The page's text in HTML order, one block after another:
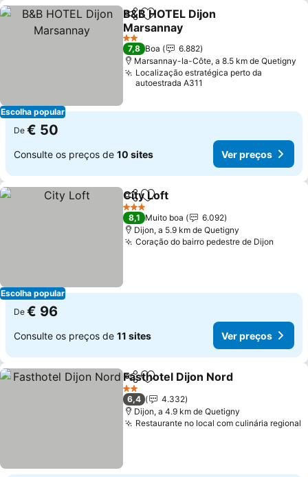
Escolha popular
PartilharAdicionar aos favoritos
B&B HOTEL Dijon
Marsannay
2 Estrelas
7,8 Boa
6.882
Marsannay-la-Côte, a 8.5 km de Quetigny
Localização estratégica perto da
autoestrada A311
De € 50
Consulte os preços de 10 sites Ver preços
Escolha popular
PartilharAdicionar aos favoritos
City Loft
3 Estrelas
8,1 Muito boa
6.092
Dijon, a 5.9 km de Quetigny
Coração do bairro pedestre de Dijon
De € 96
Consulte os preços de 11 sites Ver preços
PartilharAdicionar aos favoritos
Fasthotel Dijon Nord
2 Estrelas
6,4
4.332
Dijon, a 4.9 km de Quetigny
Restaurante no local com culinária regional